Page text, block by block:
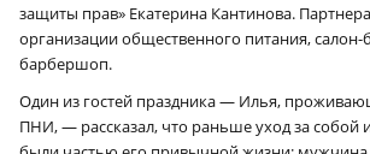
защиты прав» Екатерина Кантинова.
организации общественного питания, салон-
барбершоп.
Один из гостей праздника — Илья,
ПНИ, — рассказал, что раньше уход за собой